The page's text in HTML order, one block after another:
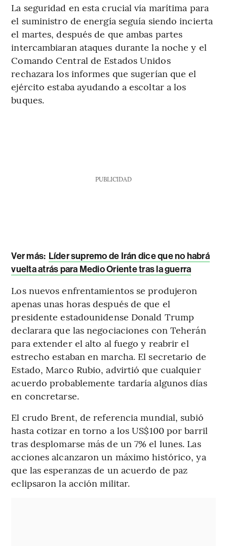
La seguridad en esta crucial vía marítima para
el suministro de energía seguía siendo incierta
el martes, después de que ambas partes
intercambiaran ataques durante la noche y el
Comando Central de Estados Unidos
rechazara los informes que sugerían que el
ejército estaba ayudando a escoltar a los
buques.
PUBLICIDAD
Ver más: Líder supremo de Irán dice que no habrá
vuelta atrás para Medio Oriente tras la guerra
Los nuevos enfrentamientos se produjeron
apenas unas horas después de que el
presidente estadounidense Donald Trump
declarara que las negociaciones con Teherán
para extender el alto al fuego y reabrir el
estrecho estaban en marcha. El secretario de
Estado, Marco Rubio, advirtió que cualquier
acuerdo probablemente tardaría algunos días
en concretarse.
El crudo Brent, de referencia mundial, subió
hasta cotizar en torno a los US$100 por barril
tras desplomarse más de un 7% el lunes. Las
acciones alcanzaron un máximo histórico, ya
que las esperanzas de un acuerdo de paz
eclipsaron la acción militar.